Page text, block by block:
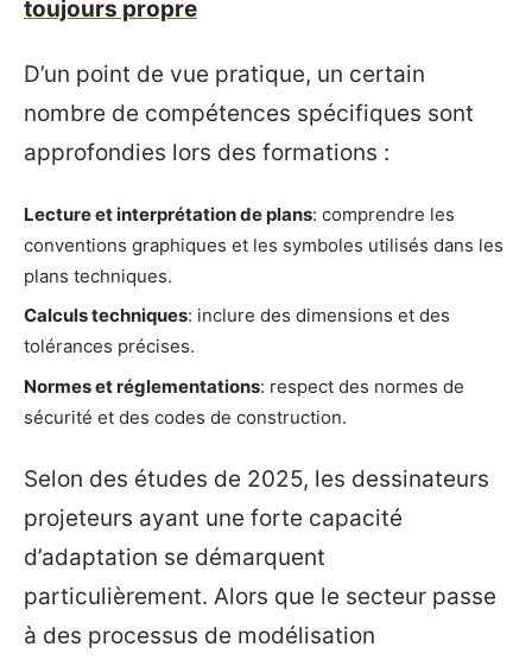
toujours propre
D’un point de vue pratique, un certain
nombre de compétences spécifiques sont
approfondies lors des formations :
Lecture et interprétation de plans: comprendre les
conventions graphiques et les symboles utilisés dans les
plans techniques.
Calculs techniques: inclure des dimensions et des
tolérances précises.
Normes et réglementations: respect des normes de
sécurité et des codes de construction.
Selon des études de 2025, les dessinateurs
projeteurs ayant une forte capacité
d’adaptation se démarquent
particulièrement. Alors que le secteur passe
à des processus de modélisation